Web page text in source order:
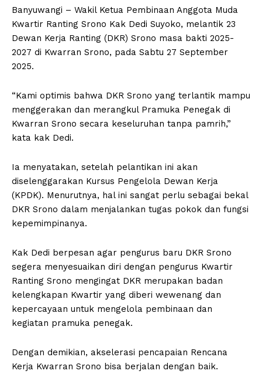
Banyuwangi – Wakil Ketua Pembinaan Anggota Muda
Kwartir Ranting Srono Kak Dedi Suyoko, melantik 23
Dewan Kerja Ranting (DKR) Srono masa bakti 2025-
2027 di Kwarran Srono, pada Sabtu 27 September
2025.
“Kami optimis bahwa DKR Srono yang terlantik mampu
menggerakan dan merangkul Pramuka Penegak di
Kwarran Srono secara keseluruhan tanpa pamrih,”
kata kak Dedi.
Ia menyatakan, setelah pelantikan ini akan
diselenggarakan Kursus Pengelola Dewan Kerja
(KPDK). Menurutnya, hal ini sangat perlu sebagai bekal
DKR Srono dalam menjalankan tugas pokok dan fungsi
kepemimpinanya.
Kak Dedi berpesan agar pengurus baru DKR Srono
segera menyesuaikan diri dengan pengurus Kwartir
Ranting Srono mengingat DKR merupakan badan
kelengkapan Kwartir yang diberi wewenang dan
kepercayaan untuk mengelola pembinaan dan
kegiatan pramuka penegak.
Dengan demikian, akselerasi pencapaian Rencana
Kerja Kwarran Srono bisa berjalan dengan baik.